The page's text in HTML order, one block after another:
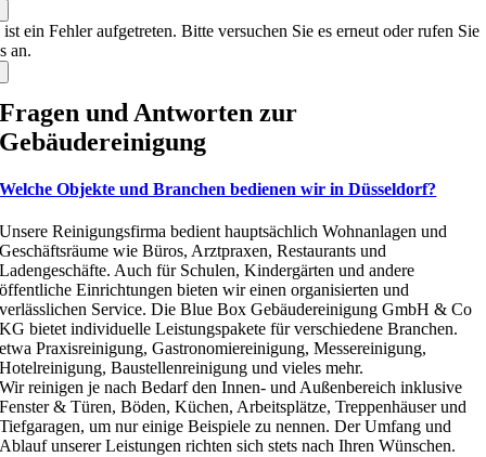
ist ein Fehler aufgetreten. Bitte versuchen Sie es erneut oder rufen Sie
an.
Fragen und Antworten zur
Gebäudereinigung
Welche Objekte und Branchen bedienen wir in Düsseldorf?
Unsere Reinigungsfirma bedient hauptsächlich Wohnanlagen und
Geschäftsräume wie Büros, Arztpraxen, Restaurants und
Ladengeschäfte. Auch für Schulen, Kindergärten und andere
öffentliche Einrichtungen bieten wir einen organisierten und
verlässlichen Service. Die Blue Box Gebäudereinigung GmbH & Co
KG bietet individuelle Leistungspakete für verschiedene Branchen.
etwa Praxisreinigung, Gastronomiereinigung, Messereinigung,
Hotelreinigung, Baustellenreinigung und vieles mehr.
Wir reinigen je nach Bedarf den Innen- und Außenbereich inklusive
Fenster & Türen, Böden, Küchen, Arbeitsplätze, Treppenhäuser und
Tiefgaragen, um nur einige Beispiele zu nennen. Der Umfang und
Ablauf unserer Leistungen richten sich stets nach Ihren Wünschen.